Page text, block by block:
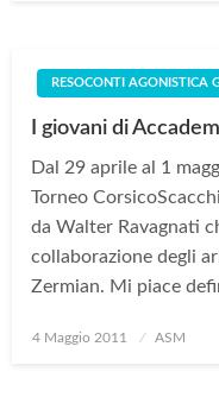
RESOCONTI AGONISTICA
I giovani di
Dal 29 aprile al 1
Torneo
da Walter Ravagnati
collaborazione degli
Zermian. Mi piace
Posted
4 Maggio 2011 ASM